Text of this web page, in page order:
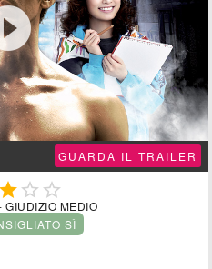
GUARDA IL TRAILER
  
GIUDIZIO MEDIO
SÌ